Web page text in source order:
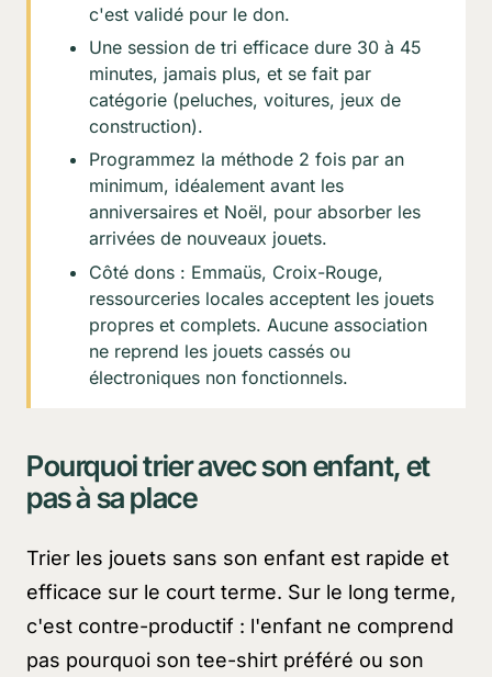
c'est validé pour le don.
Une session de tri efficace dure 30 à 45
minutes, jamais plus, et se fait par
catégorie (peluches, voitures, jeux de
construction).
Programmez la méthode 2 fois par an
minimum, idéalement avant les
anniversaires et Noël, pour absorber les
arrivées de nouveaux jouets.
Côté dons : Emmaüs, Croix-Rouge,
ressourceries locales acceptent les jouets
propres et complets. Aucune association
ne reprend les jouets cassés ou
électroniques non fonctionnels.
Pourquoi trier avec son enfant, et
pas à sa place
Trier les jouets sans son enfant est rapide et
efficace sur le court terme. Sur le long terme,
c'est contre-productif : l'enfant ne comprend
pas pourquoi son tee-shirt préféré ou son